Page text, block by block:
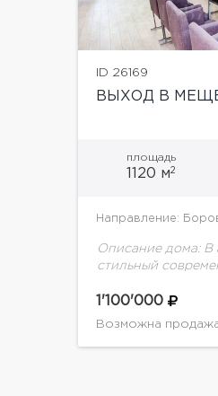
ID 26169
ВЫХОД В
площадь
1120 м2
Направление:
Описание дома: В
стильный
лесном участке
дизайном.
1'100'000
Возможна